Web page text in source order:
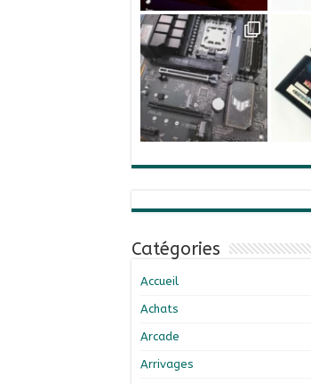
Catégories
Accueil
Achats
Arcade
Arrivages